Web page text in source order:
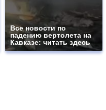
Все новости по
падению вертолета на
Кавказе: читать здесь